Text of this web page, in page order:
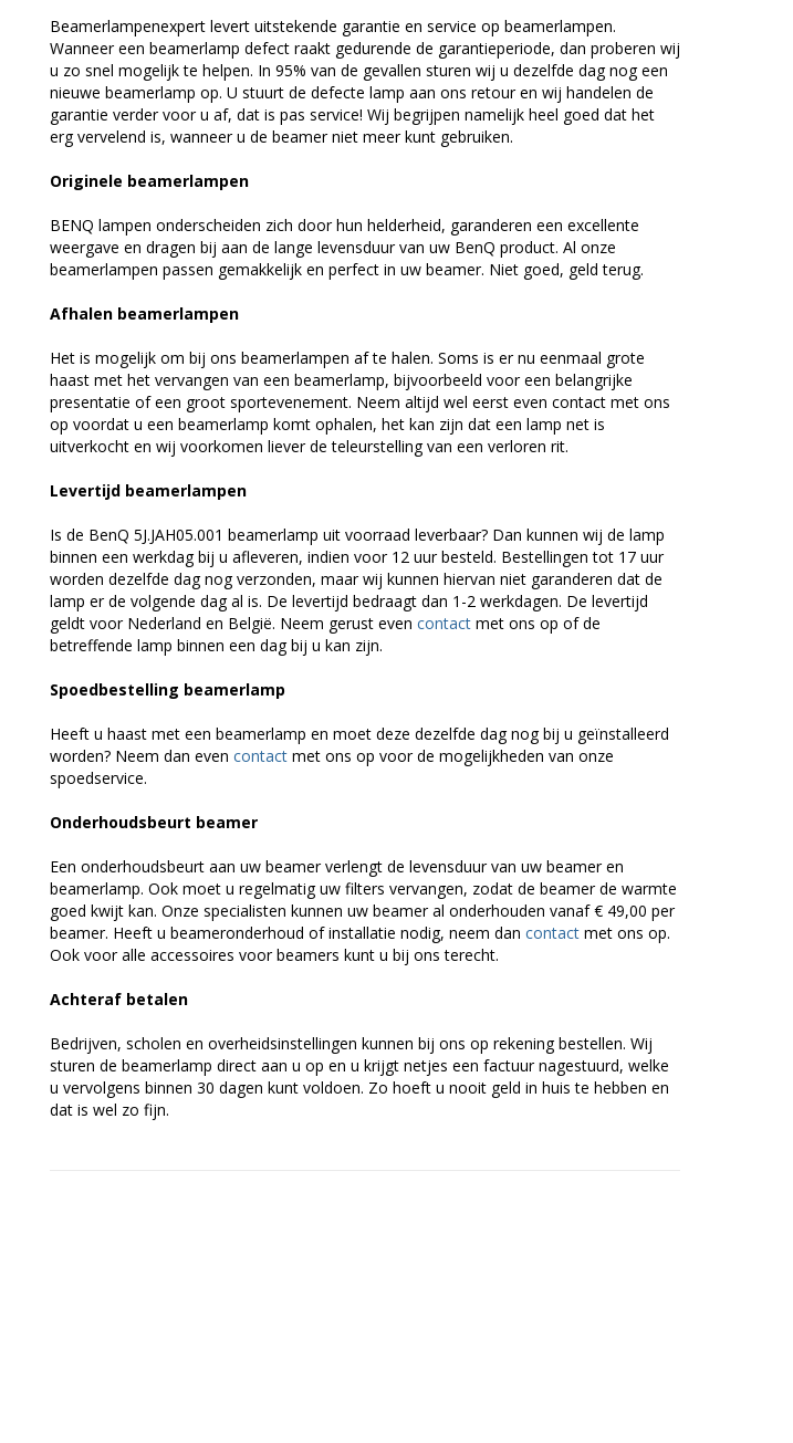
Beamerlampenexpert levert uitstekende garantie en service op beamerlampen.
Wanneer een beamerlamp defect raakt gedurende de garantieperiode, dan proberen wij
u zo snel mogelijk te helpen. In 95% van de gevallen sturen wij u dezelfde dag nog een
nieuwe beamerlamp op. U stuurt de defecte lamp aan ons retour en wij handelen de
garantie verder voor u af, dat is pas service! Wij begrijpen namelijk heel goed dat het
erg vervelend is, wanneer u de beamer niet meer kunt gebruiken.
Originele beamerlampen
BENQ lampen onderscheiden zich door hun helderheid, garanderen een excellente
weergave en dragen bij aan de lange levensduur van uw BenQ product. Al onze
beamerlampen passen gemakkelijk en perfect in uw beamer. Niet goed, geld terug.
Afhalen beamerlampen
Het is mogelijk om bij ons beamerlampen af te halen. Soms is er nu eenmaal grote
haast met het vervangen van een beamerlamp, bijvoorbeeld voor een belangrijke
presentatie of een groot sportevenement. Neem altijd wel eerst even contact met ons
op voordat u een beamerlamp komt ophalen, het kan zijn dat een lamp net is
uitverkocht en wij voorkomen liever de teleurstelling van een verloren rit.
Levertijd beamerlampen
Is de BenQ 5J.JAH05.001 beamerlamp uit voorraad leverbaar? Dan kunnen wij de lamp
binnen een werkdag bij u afleveren, indien voor 12 uur besteld. Bestellingen tot 17 uur
worden dezelfde dag nog verzonden, maar wij kunnen hiervan niet garanderen dat de
lamp er de volgende dag al is. De levertijd bedraagt dan 1-2 werkdagen. De levertijd
geldt voor Nederland en België. Neem gerust even contact met ons op of de
betreffende lamp binnen een dag bij u kan zijn.
Spoedbestelling beamerlamp
Heeft u haast met een beamerlamp en moet deze dezelfde dag nog bij u geïnstalleerd
worden? Neem dan even contact met ons op voor de mogelijkheden van onze
spoedservice.
Onderhoudsbeurt beamer
Een onderhoudsbeurt aan uw beamer verlengt de levensduur van uw beamer en
beamerlamp. Ook moet u regelmatig uw filters vervangen, zodat de beamer de warmte
goed kwijt kan. Onze specialisten kunnen uw beamer al onderhouden vanaf € 49,00 per
beamer. Heeft u beameronderhoud of installatie nodig, neem dan contact met ons op.
Ook voor alle accessoires voor beamers kunt u bij ons terecht.
Achteraf betalen
Bedrijven, scholen en overheidsinstellingen kunnen bij ons op rekening bestellen. Wij
sturen de beamerlamp direct aan u op en u krijgt netjes een factuur nagestuurd, welke
u vervolgens binnen 30 dagen kunt voldoen. Zo hoeft u nooit geld in huis te hebben en
dat is wel zo fijn.